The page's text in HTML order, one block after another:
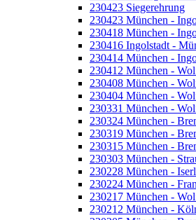
230423 Siegerehrung
230423 München -
230418 München -
230416 Ingolstadt -
230414 München -
230412 München -
230408 München -
230404 München -
230331 München -
230324 München -
230319 München -
230315 München -
230303 München -
230228 München -
230224 München -
230217 München -
230212 München -